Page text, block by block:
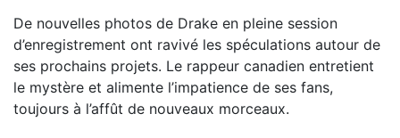
De nouvelles photos de Drake en pleine session
d’enregistrement ont ravivé les spéculations autour de
ses prochains projets. Le rappeur canadien entretient
le mystère et alimente l’impatience de ses fans,
toujours à l’affût de nouveaux morceaux.